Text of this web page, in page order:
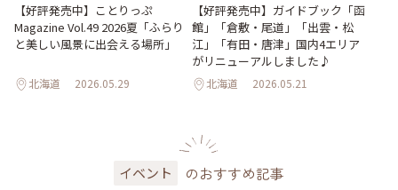
【好評発売中】ことりっぷ
Magazine Vol.49 2026夏「ふらり
と美しい風景に出会える場所」
北海道 2026.05.29
【好評発売中】ガイドブック「函
館」「倉敷・尾道」「出雲・松
江」「有田・唐津」国内4エリア
がリニューアルしました♪
北海道 2026.05.21
イベント のおすすめ記事